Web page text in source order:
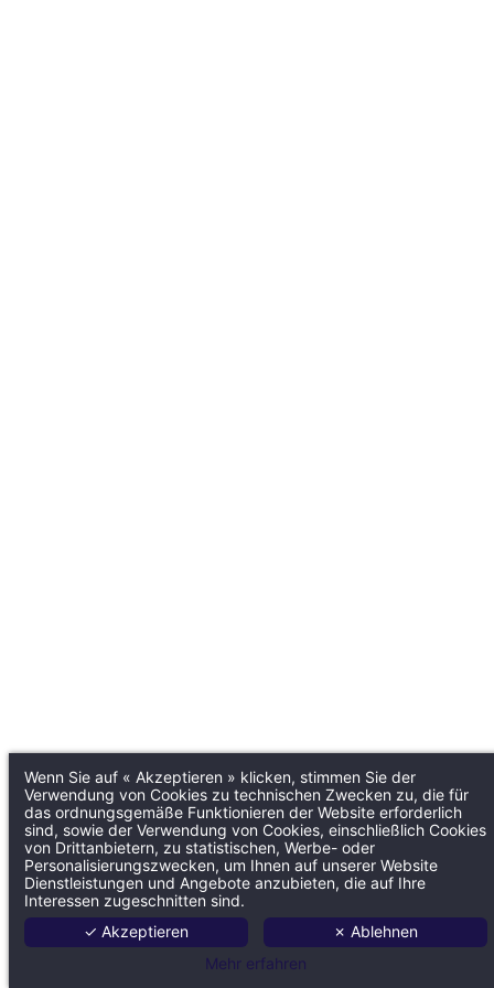
Wenn Sie auf « Akzeptieren » klicken, stimmen Sie der
Verwendung von Cookies zu technischen Zwecken zu, die für
das ordnungsgemäße Funktionieren der Website erforderlich
sind, sowie der Verwendung von Cookies, einschließlich Cookies
von Drittanbietern, zu statistischen, Werbe- oder
Personalisierungszwecken, um Ihnen auf unserer Website
Dienstleistungen und Angebote anzubieten, die auf Ihre
Interessen zugeschnitten sind.
✓ Akzeptieren
✗ Ablehnen
Mehr erfahren